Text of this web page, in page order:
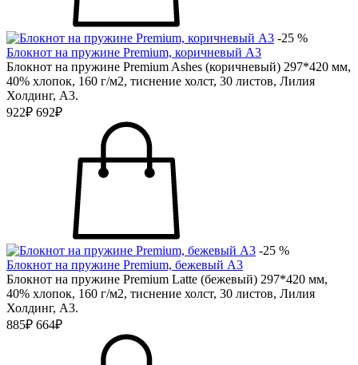
-25 %
Блокнот на пружине Premium, коричневый А3
Блокнот на пружине Premium Ashes (коричневый) 297*420 мм,
40% хлопок, 160 г/м2, тиснение холст, 30 листов, Лилия
Холдинг, А3.
922₽ 692₽
-25 %
Блокнот на пружине Premium, бежевый А3
Блокнот на пружине Premium Latte (бежевый) 297*420 мм,
40% хлопок, 160 г/м2, тиснение холст, 30 листов, Лилия
Холдинг, А3.
885₽ 664₽